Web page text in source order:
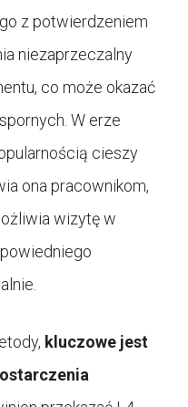
z potwierdzeniem
niezaprzeczalny
co może okazać
W erze
cieszy
ona pracownikom,
wizytę w
kluczowe jest